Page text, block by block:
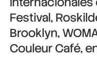
Festival,
Brooklyn,
Couleur Café,